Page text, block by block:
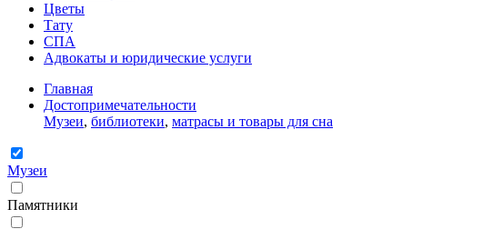
Цветы
Тату
СПА
Адвокаты и юридические услуги
Главная
Достопримечательности
Музеи, библиотеки, матрасы и товары для сна
Музеи
Памятники